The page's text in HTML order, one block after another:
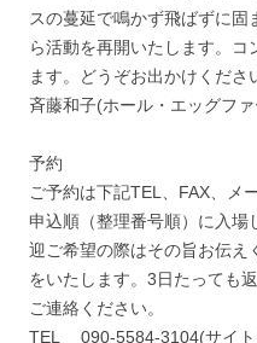
スの蔓延で鳴かず飛ばずに
ら活動を再開いたします。
ます。どうぞお出かけくださ
斉藤和子(ホール・エッグフ
予約
ご予約は下記TEL、FAX、メ
申込順（整理番号順）に入場
迎ご希望の際はその旨お伝え
をいたします。3日たっても
ご連絡ください。
TEL 090-5584-3104(サイト